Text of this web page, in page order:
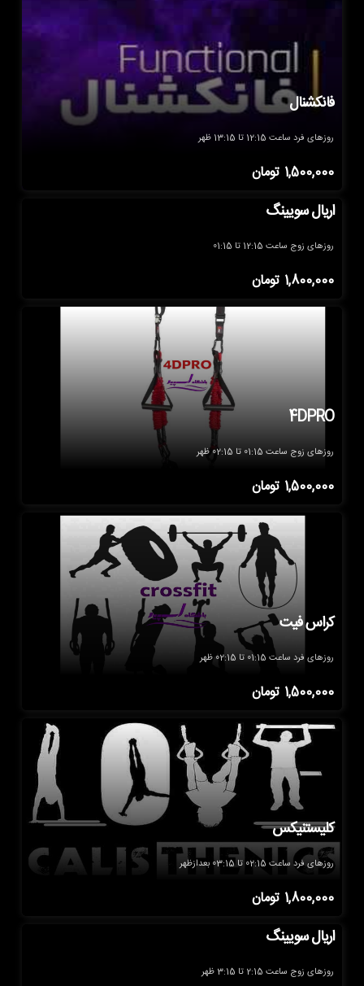
فانکشنال
روزهای فرد ساعت 12:15 تا 13:15 ظهر
1,500,000 تومان
اریال سویینگ
روزهای زوج ساعت 12:15 تا 01:15
1,800,000 تومان
4DPRO
روزهای زوج ساعت 01:15 تا 02:15 ظهر
1,500,000 تومان
کراس فیت
روزهای فرد ساعت 01:15 تا 02:15 ظهر
1,500,000 تومان
کلیستنیکس
روزهای فرد ساعت 02:15 تا 03:15 بعدازظهر
1,800,000 تومان
اریال سویینگ
روزهای زوج ساعت 2:15 تا 3:15 ظهر